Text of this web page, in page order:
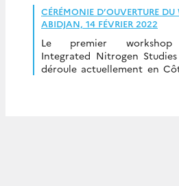
CÉRÉMONIE D’OUVERTURE
ABIDJAN, 14 FÉVRIER 2022
Le premier workshop
Integrated Nitrogen
déroule actuellement en